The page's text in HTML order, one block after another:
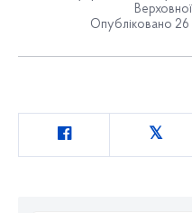
Опубліковано